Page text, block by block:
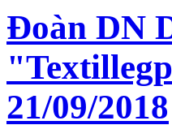
Đoàn DN
21/09/2018